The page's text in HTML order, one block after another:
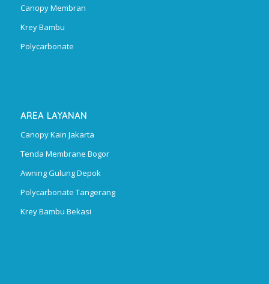
Canopy Membran
Krey Bambu
Polycarbonate
AREA LAYANAN
Canopy Kain Jakarta
Tenda Membrane Bogor
Awning Gulung Depok
Polycarbonate Tangerang
Krey Bambu Bekasi